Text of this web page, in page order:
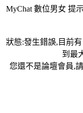
MyChat 數位男女 提
狀態:發生錯誤,目前
到最
您還不是論壇會員,